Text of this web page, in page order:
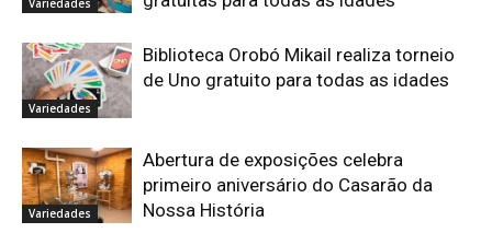
Variedades
Variedades
Biblioteca Orobó Mikail realiza torneio
de Uno gratuito para todas as idades
Variedades
Abertura de exposições celebra
primeiro aniversário do Casarão da
Nossa História